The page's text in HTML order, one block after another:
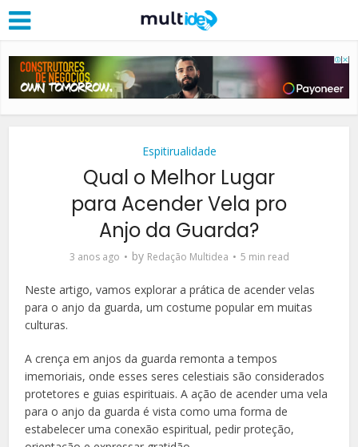
Espitirualidade
Qual o Melhor Lugar
para Acender Vela pro
Anjo da Guarda?
3 anos ago by Redação Multidea 5 min read
Neste artigo, vamos explorar a prática de acender velas
para o anjo da guarda, um costume popular em muitas
culturas.
A crença em anjos da guarda remonta a tempos
imemoriais, onde esses seres celestiais são considerados
protetores e guias espirituais. A ação de acender uma vela
para o anjo da guarda é vista como uma forma de
estabelecer uma conexão espiritual, pedir proteção,